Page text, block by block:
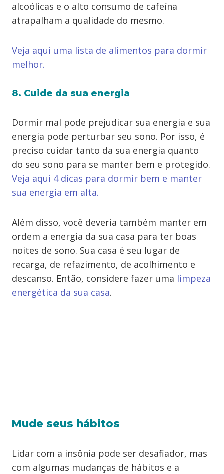
alcoólicas e o alto consumo de cafeína
atrapalham a qualidade do mesmo.
Veja aqui uma lista de alimentos para dormir
melhor.
8. Cuide da sua energia
Dormir mal pode prejudicar sua energia e sua
energia pode perturbar seu sono. Por isso, é
preciso cuidar tanto da sua energia quanto
do seu sono para se manter bem e protegido.
Veja aqui 4 dicas para dormir bem e manter
sua energia em alta.
Além disso, você deveria também manter em
ordem a energia da sua casa para ter boas
noites de sono. Sua casa é seu lugar de
recarga, de refazimento, de acolhimento e
descanso. Então, considere fazer uma limpeza
energética da sua casa.
Mude seus hábitos
Lidar com a insônia pode ser desafiador, mas
com algumas mudanças de hábitos e a